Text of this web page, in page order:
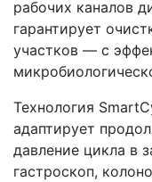
рабочих каналов
гарантирует
участков — с
Технология
адаптирует
давление цикла в
гастроскоп,